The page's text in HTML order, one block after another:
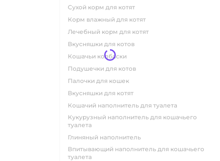
сухой корм для котят
корм влажный для котят
лечебный корм для котят
вкусняшки для котов
кошачьи колбаски
подушечки для котов
палочки для кошек
вкусняшки для котят
кошачий наполнитель для туалета
кукурузный наполнитель для кошачьего
туалета
глиняный наполнитель
впитывающий наполнитель для кошачьего
туалета